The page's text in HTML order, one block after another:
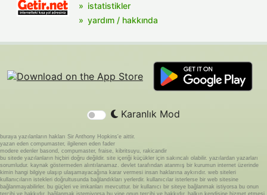
istatistikler
yardım / hakkında
Karanlık Mod
buraya yazılanların hakları Sir Anthony Hopkins'e aittir.
yazan eden compumaster, ilgilenen eden fader
modere edenler basond, compumaster, fraise, kibritsuyu, rakicandir
bu sitede yazılanların hiçbiri doğru değildir. site içeriği küçükler için sakıncalı olabilir. yazılardan yazarları
sorumludur. kaynak göstermeden alıntılanamaz. devlet tarafından atanmış bir kurumun internet üzerinde
kimin hangi bilgiye ulaşıp ulaşamayacağına karar vermesi insan haklarına aykırıdır. web siteleri
kullanıcıların istekleri doğrultusunda bağlandıkları yerlerdir. kullanıcılar isterlerse bir web sitesine
bağlanmayabilirler. bu güçleri ve imkanları mevcuttur. bir kullanıcı bir siteye bağlanmak istiyorsa bu onun
tercihi ve hakkıdır. bağlanmak istemiyorsa bu yine onun tercihi ve hakkıdır. halkın kendisine hizmet etmesi